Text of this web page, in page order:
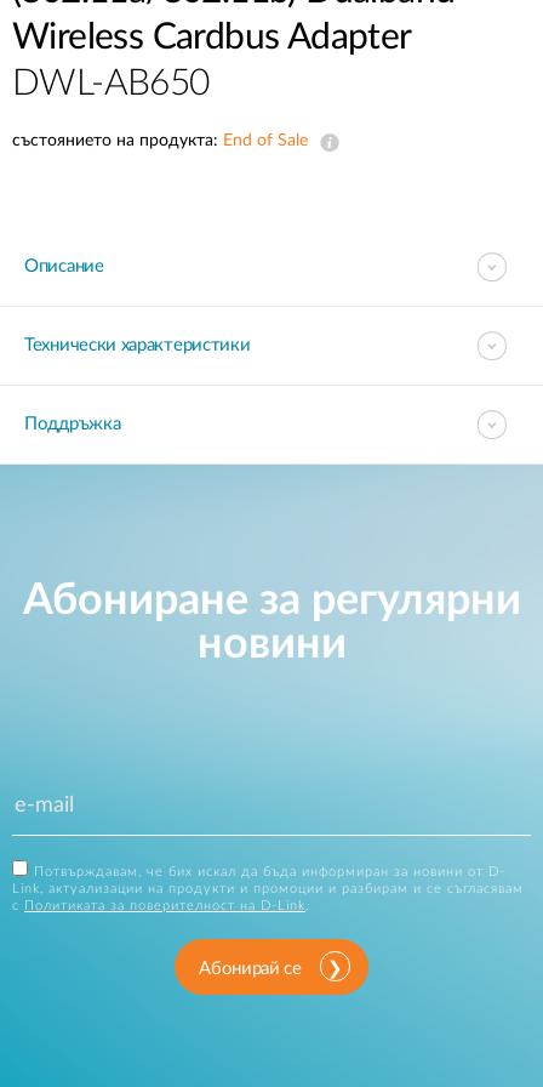
Wireless Cardbus Adapter
DWL-AB650
състоянието на продукта: End of Sale
Описание
Технически характеристики
Поддръжка
Абониране за регулярни
новини
Потвърждавам, че бих искал да бъда информиран за новини от D-
Link, актуализации на продукти и промоции и разбирам и се съгласявам
с
Политиката за поверителност на D-Link
Абонирай се